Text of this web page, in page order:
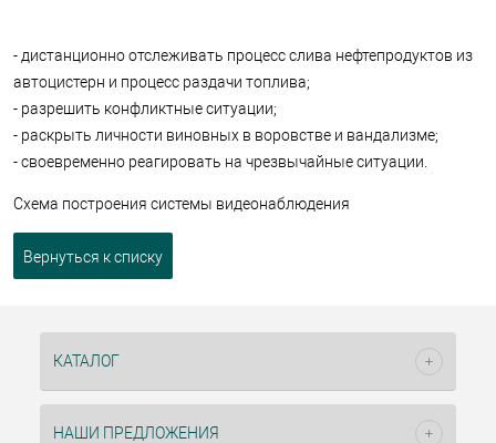
- дистанционно отслеживать процесс слива нефтепродуктов из
автоцистерн и процесс раздачи топлива;
- разрешить конфликтные ситуации;
- раскрыть личности виновных в воровстве и вандализме;
- своевременно реагировать на чрезвычайные ситуации.
Схема построения системы видеонаблюдения
Вернуться к списку
КАТАЛОГ
НАШИ ПРЕДЛОЖЕНИЯ